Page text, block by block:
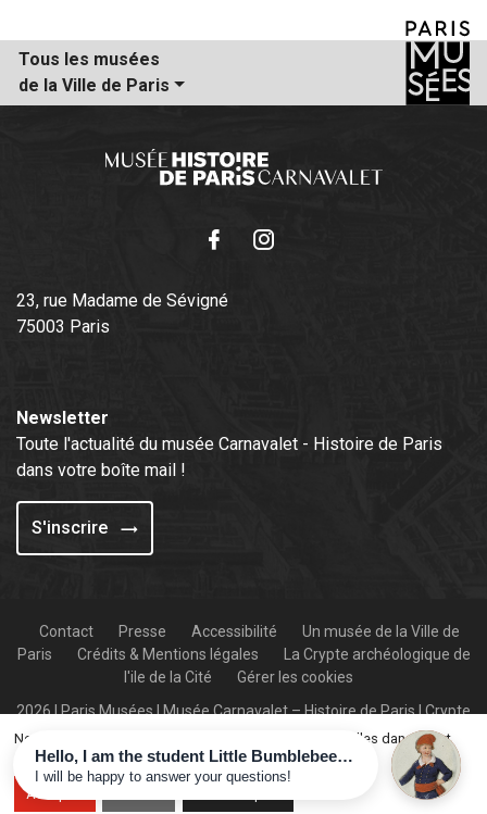
Nous collectons et traitons vos informations personnelles dans le but
suivant :system, tracking.
Accepter
Tous les musées
de la Ville de Paris
23, rue Madame de Sévigné
75003 Paris
Newsletter
Toute l'actualité du musée Carnavalet - Histoire de Paris
dans votre boîte mail !
S'inscrire
Contact Presse Accessibilité
Un musée de la Ville de
Paris
Crédits & Mentions légales
La Crypte archéologique de
l'ile de la Cité
Gérer les cookies
2026 | Paris Musées | Musée Carnavalet – Histoire de Paris | Crypte